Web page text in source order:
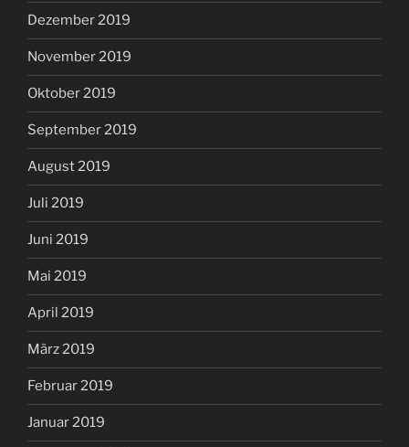
Dezember 2019
November 2019
Oktober 2019
September 2019
August 2019
Juli 2019
Juni 2019
Mai 2019
April 2019
März 2019
Februar 2019
Januar 2019